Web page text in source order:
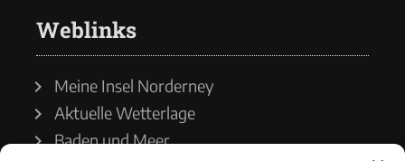
Weblinks
Meine Insel Norderney
Aktuelle Wetterlage
Baden und Meer